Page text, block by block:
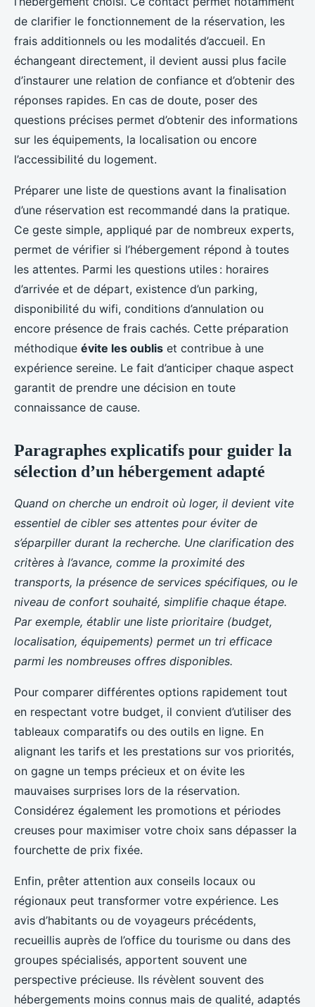
de clarifier le fonctionnement de la réservation, les
frais additionnels ou les modalités d’accueil. En
échangeant directement, il devient aussi plus facile
d’instaurer une relation de confiance et d’obtenir des
réponses rapides. En cas de doute, poser des
questions précises permet d’obtenir des informations
sur les équipements, la localisation ou encore
l’accessibilité du logement.
Préparer une liste de questions avant la finalisation
d’une réservation est recommandé dans la pratique.
Ce geste simple, appliqué par de nombreux experts,
permet de vérifier si l’hébergement répond à toutes
les attentes. Parmi les questions utiles : horaires
d’arrivée et de départ, existence d’un parking,
disponibilité du wifi, conditions d’annulation ou
encore présence de frais cachés. Cette préparation
méthodique évite les oublis et contribue à une
expérience sereine. Le fait d’anticiper chaque aspect
garantit de prendre une décision en toute
connaissance de cause.
Paragraphes explicatifs pour guider la
sélection d’un hébergement adapté
Quand on cherche un endroit où loger, il devient vite
essentiel de cibler ses attentes pour éviter de
s’éparpiller durant la recherche. Une clarification des
critères à l’avance, comme la proximité des
transports, la présence de services spécifiques, ou le
niveau de confort souhaité, simplifie chaque étape.
Par exemple, établir une liste prioritaire (budget,
localisation, équipements) permet un tri efficace
parmi les nombreuses offres disponibles.
Pour comparer différentes options rapidement tout
en respectant votre budget, il convient d’utiliser des
tableaux comparatifs ou des outils en ligne. En
alignant les tarifs et les prestations sur vos priorités,
on gagne un temps précieux et on évite les
mauvaises surprises lors de la réservation.
Considérez également les promotions et périodes
creuses pour maximiser votre choix sans dépasser la
fourchette de prix fixée.
Enfin, prêter attention aux conseils locaux ou
régionaux peut transformer votre expérience. Les
avis d’habitants ou de voyageurs précédents,
recueillis auprès de l’office du tourisme ou dans des
groupes spécialisés, apportent souvent une
perspective précieuse. Ils révèlent souvent des
hébergements moins connus mais de qualité, adaptés